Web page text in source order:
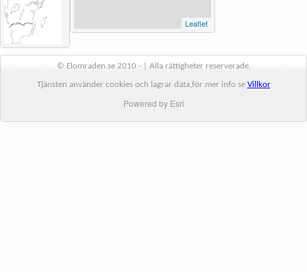
Leaflet
© Elomraden.se 2010 - | Alla rättigheter reserverade.
Tjänsten använder cookies och lagrar data,för mer info se Villkor
Powered by Esri